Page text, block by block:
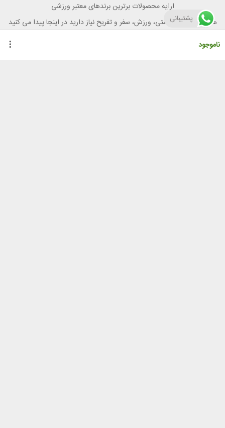
ناموجود
ارایه محصولات برترین برندهای معتبر ورزشی
هر آنچه برای تندرستی، ورزش، سفر و تفریح نیاز دارید در اینجا پیدا می کنید
پشتیبانی